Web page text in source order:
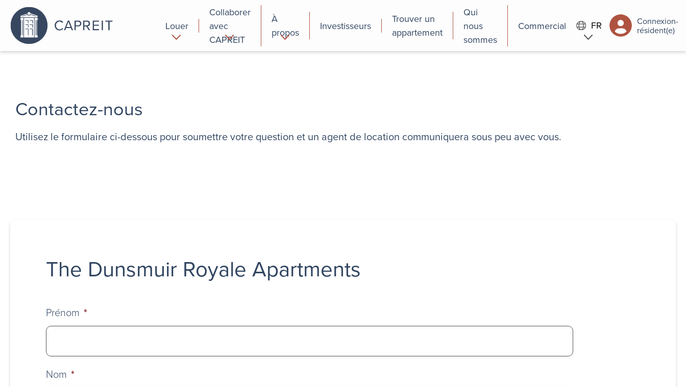
Louer
Collaborer
avec
CAPREIT
À
propos
Investisseurs
Trouver un
appartement
Qui
nous
sommes
Commercial FR
Connexion-
résident(e)
Contactez-nous
Utilisez le formulaire ci-dessous pour soumettre votre question et un agent de location communiquera sous peu avec vous.
The Dunsmuir Royale Apartments
Prénom *
Nom *